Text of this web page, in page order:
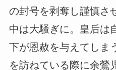
の封号を剥奪し謹慎さ
中は大騒ぎに。皇后は
下が恩赦を与えてしま
を訪ねている際に余鶯